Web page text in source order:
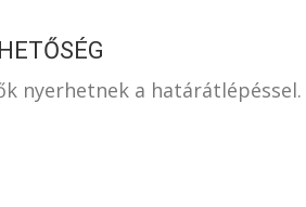
nyerhetnek a határátlépéssel.